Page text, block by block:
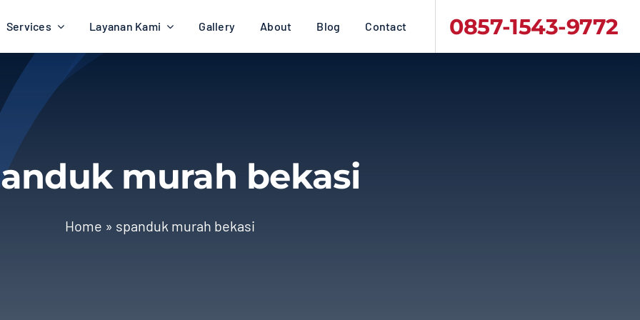
Services Layanan Kami Gallery About Blog Contact 0857-1543-9772
murah bekasi
Home » spanduk murah bekasi